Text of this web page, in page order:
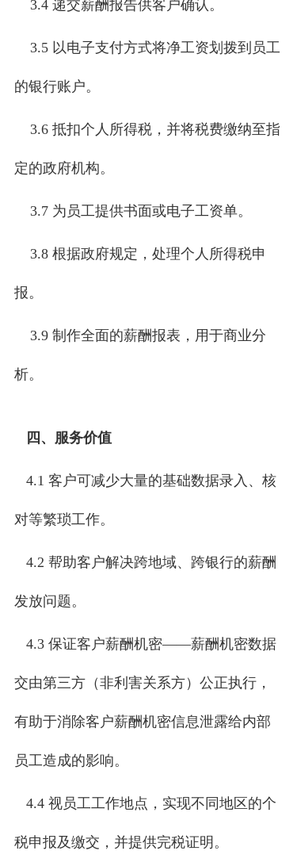
3.4 递交薪酬报告供客户确认。
3.5 以电子支付方式将净工资划拨到员工
的银行账户。
3.6 抵扣个人所得税，并将税费缴纳至指
定的政府机构。
3.7 为员工提供书面或电子工资单。
3.8 根据政府规定，处理个人所得税申
报。
3.9 制作全面的薪酬报表，用于商业分
析。
四、服务价值
4.1 客户可减少大量的基础数据录入、核
对等繁琐工作。
4.2 帮助客户解决跨地域、跨银行的薪酬
发放问题。
4.3 保证客户薪酬机密――薪酬机密数据
交由第三方（非利害关系方）公正执行，
有助于消除客户薪酬机密信息泄露给内部
员工造成的影响。
4.4 视员工工作地点，实现不同地区的个
税申报及缴交，并提供完税证明。